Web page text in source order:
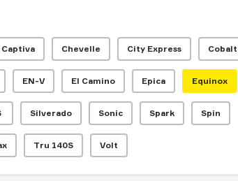
Captiva Chevelle City Express Cobalt
EN-V El Camino Epica Equinox
Silverado Sonic Spark Spin
Tru 140S Volt